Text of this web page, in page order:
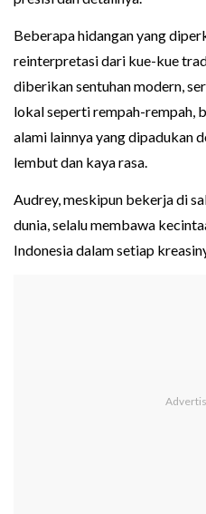
Beberapa hidangan yang
reinterpretasi dari kue-kue
diberikan sentuhan modern,
lokal seperti rempah-rempah,
alami lainnya yang dipadukan
lembut dan kaya rasa.
Audrey, meskipun bekerja di
dunia, selalu membawa
Indonesia dalam setiap